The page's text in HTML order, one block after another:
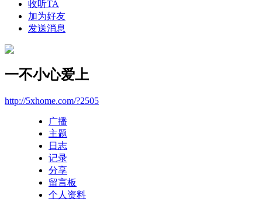
收听TA
加为好友
发送消息
一不小心爱上
http://5xhome.com/?2505
广播
主题
日志
记录
分享
留言板
个人资料